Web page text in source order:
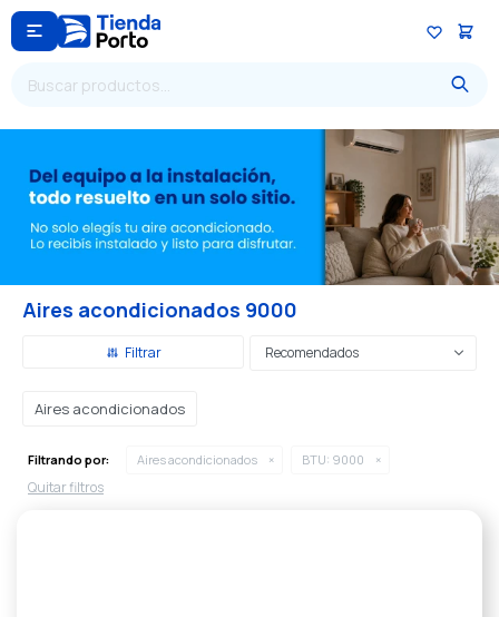

Aires acondicionados 9000
Recomendados
Aires acondicionados
Filtrando por: Aires acondicionados BTU: 9000
Quitar filtros